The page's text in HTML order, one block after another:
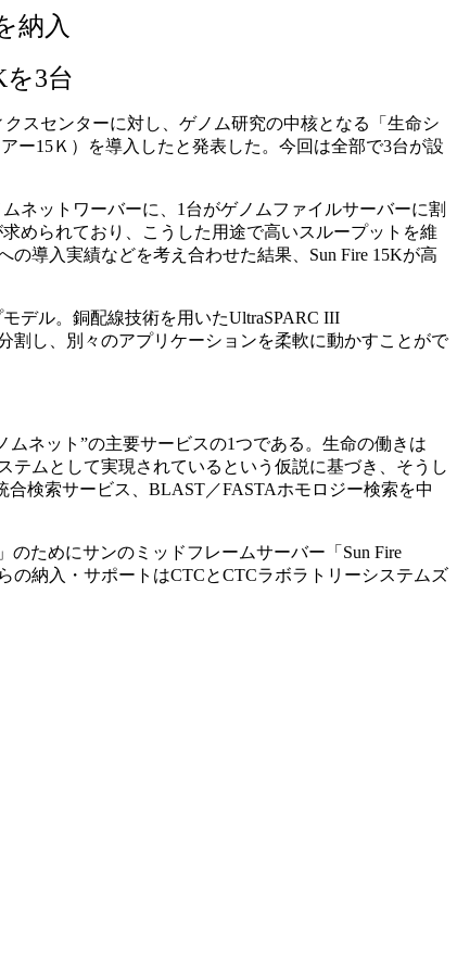
納入
3台
スセンターに対し、ゲノム研究の中核となる「生命シ
ー15Ｋ）を導入したと発表した。今回は全部で3台が設
ネットワーバーに、1台がゲノムファイルサーバーに割
められており、こうした用途で高いスループットを維
導入実績などを考え合わせた結果、Sun Fire 15Kが高
デル。銅配線技術を用いたUltraSPARC III
割し、別々のアプリケーションを柔軟に動かすことがで
ネット”の主要サービスの1つである。生命の働きは
ムとして実現されているという仮説に基づき、そうし
検索サービス、BLAST／FASTAホモロジー検索を中
ためにサンのミッドフレームサーバー「Sun Fire
の納入・サポートはCTCとCTCラボラトリーシステムズ